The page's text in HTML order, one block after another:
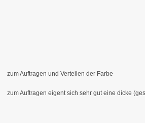
zum Auftragen und Verteilen der Farbe
zum Auftragen eigent sich sehr gut eine dicke